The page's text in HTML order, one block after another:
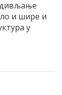
дивљање
и шире и
у